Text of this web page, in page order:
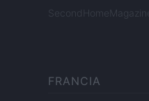
SecondHomeMagazine
FRANCIA